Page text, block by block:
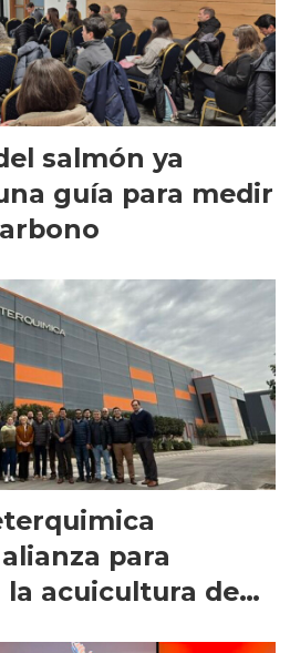
salmón ya
guía para medir
para
la acuicultura de